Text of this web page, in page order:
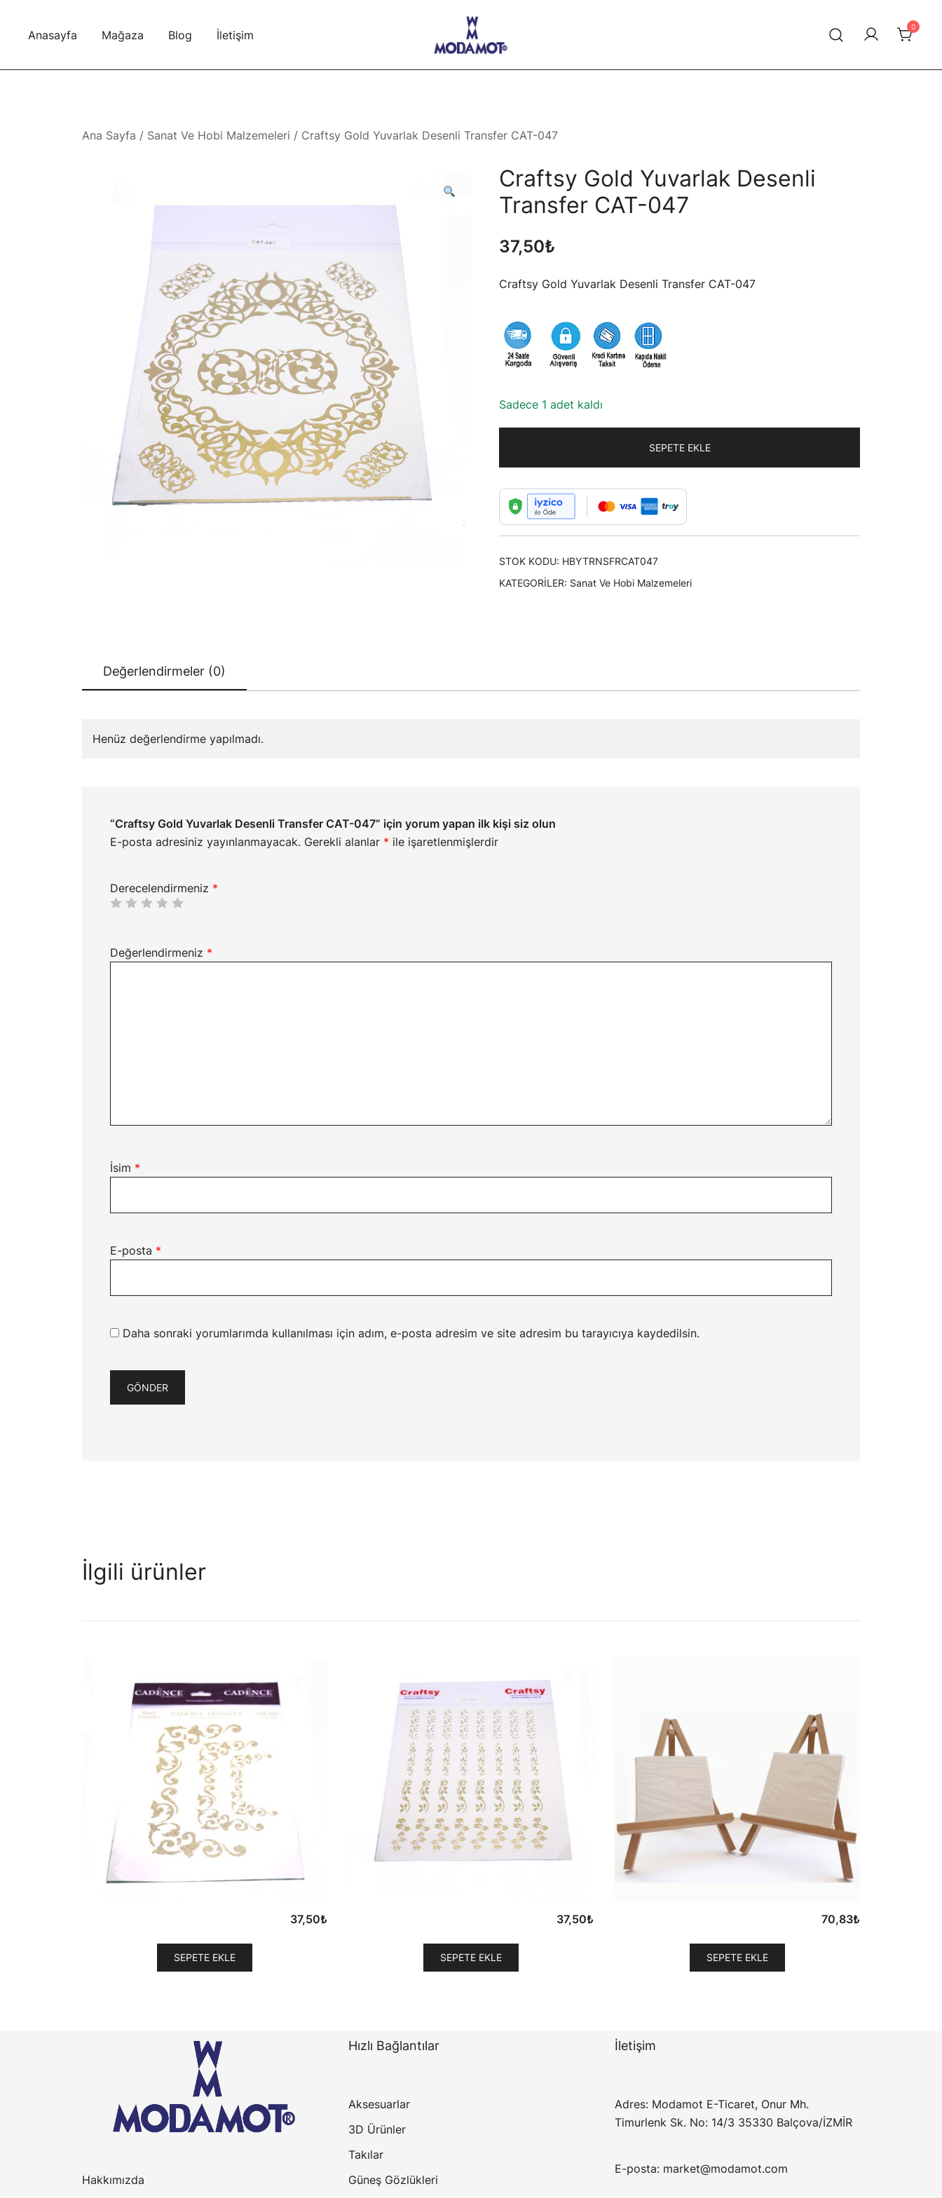
Anasayfa Mağaza Blog İletişim
Modamot E-Ticaret
0
Ana Sayfa / Sanat Ve Hobi Malzemeleri / Craftsy Gold Yuvarlak Desenli Transfer CAT-047
Craftsy Gold Yuvarlak Desenli
Transfer CAT-047
37,50₺
Craftsy Gold Yuvarlak Desenli Transfer CAT-047
Sadece 1 adet kaldı
SEPETE EKLE
STOK KODU: HBYTRNSFRCAT047
KATEGORILER: Sanat Ve Hobi Malzemeleri
Değerlendirmeler (0)
Henüz değerlendirme yapılmadı.
“Craftsy Gold Yuvarlak Desenli Transfer CAT-047” için yorum yapan ilk kişi siz olun
E-posta adresiniz yayınlanmayacak. Gerekli alanlar * ile işaretlenmişlerdir
Derecelendirmeniz *
Değerlendirmeniz *
İsim *
E-posta *
Daha sonraki yorumlarımda kullanılması için adım, e-posta adresim ve site adresim bu tarayıcıya kaydedilsin.
İlgili ürünler
37,50₺
SEPETE EKLE
37,50₺
SEPETE EKLE
70,83₺
SEPETE EKLE
Hakkımızda
Hızlı Bağlantılar
Aksesuarlar
3D Ürünler
Takılar
Güneş Gözlükleri
İletişim
Adres: Modamot E-Ticaret, Onur Mh.
Timurlenk Sk. No: 14/3 35330 Balçova/İZMİR
E-posta: market@modamot.com